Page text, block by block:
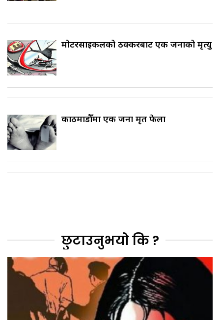
मोटरसाइकलको ठक्करबाट एक जनाको मृत्यु
काठमाडौँमा एक जना मृत फेला
छुटाउनुभयो कि ?